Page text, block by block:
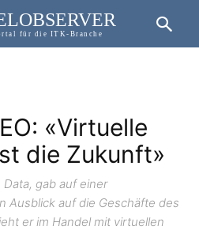
für die ITK-Branche
«Virtuelle
die Zukunft»
Data, gab auf einer
Ausblick auf die Geschäfte des
er im Handel mit virtuellen